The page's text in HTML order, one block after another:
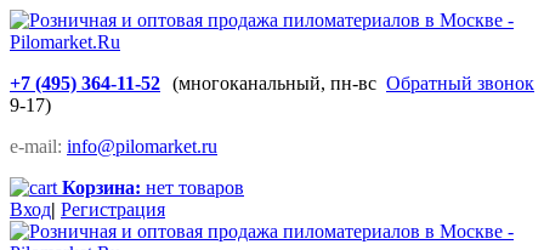
+7 (495) 364-11-52 Обратный звонок
(многоканальный, пн-вс
9-17)
e-mail: info@pilomarket.ru
Корзина: нет товаров
Вход| Регистрация